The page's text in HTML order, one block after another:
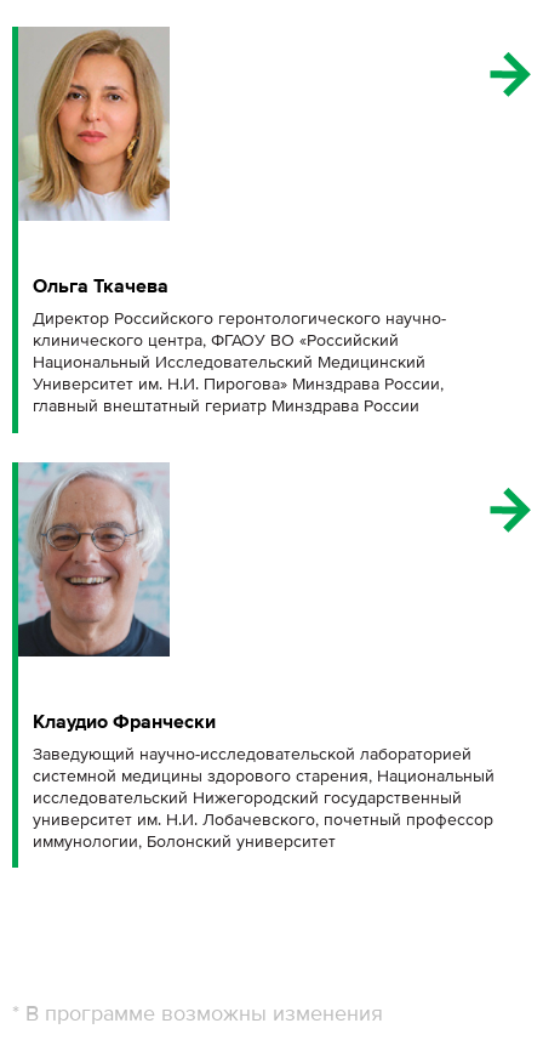
Ольга Ткачева
Директор Российского геронтологического научно-
клинического центра, ФГАОУ ВО «Российский
Национальный Исследовательский Медицинский
Университет им. Н.И. Пирогова» Минздрава России,
главный внештатный гериатр Минздрава России
Клаудио Франчески
Заведующий научно-исследовательской лабораторией
системной медицины здорового старения, Национальный
исследовательский Нижегородский государственный
университет им. Н.И. Лобачевского, почетный профессор
иммунологии, Болонский университет
* В программе возможны изменения